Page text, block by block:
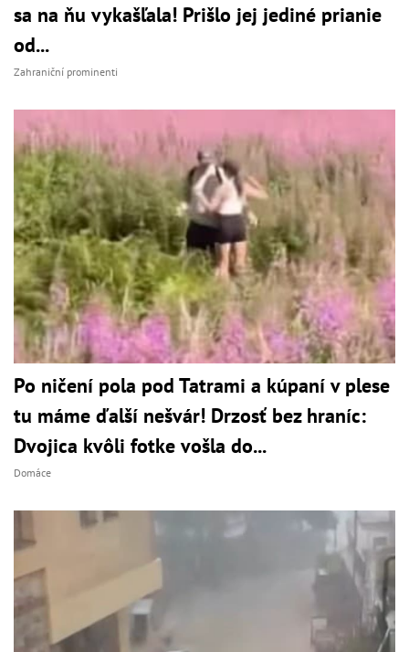
sa na ňu vykašľala! Prišlo jej jediné prianie
od...
Zahraniční prominenti
Po ničení pola pod Tatrami a kúpaní v plese
tu máme ďalší nešvár! Drzosť bez hraníc:
Dvojica kvôli fotke vošla do...
Domáce